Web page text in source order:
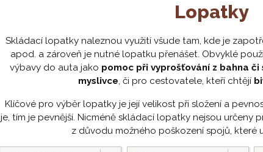
Lopatky
Skládací lopatky naleznou využití všude tam, kde je
apod. a zároveň je nutné lopatku přenášet. Obvyklé
výbavy do auta jako pomoc při vyprošťování z bahna či
myslivce, či pro cestovatele, kteří chtějí
Klíčové pro výběr lopatky je její velikost při složení a
je, tím je pevnější. Nicméně skládací lopatky nejsou určeny
z důvodu možného poškození spojů, které